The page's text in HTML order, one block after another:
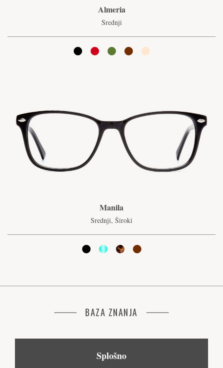
Almeria
Srednji
Manila
Srednji, Široki
BAZA ZNANJA
Splošno